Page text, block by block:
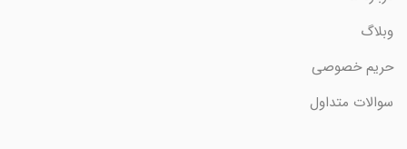
وبلاگ
حریم خصوصی
سوالات متداول